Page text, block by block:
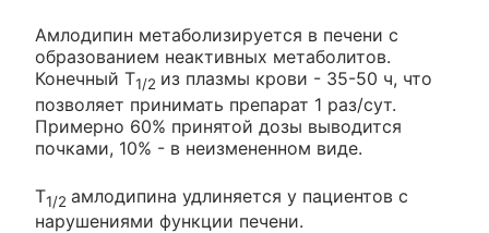
Амлодипин метаболизируется в печени с
образованием неактивных метаболитов.
Конечный T1/2 из плазмы крови - 35-50 ч, что
позволяет принимать препарат 1 раз/сут.
Примерно 60% принятой дозы выводится
почками, 10% - в неизмененном виде.
T1/2 амлодипина удлиняется у пациентов с
нарушениями функции печени.